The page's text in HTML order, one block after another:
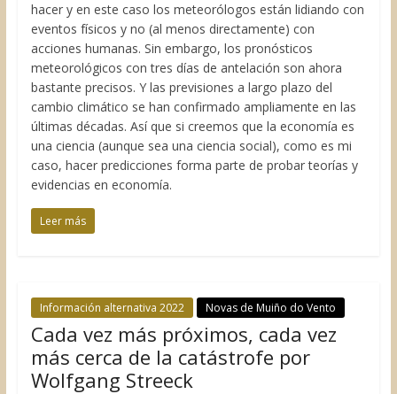
hacer y en este caso los meteorólogos están lidiando con
eventos físicos y no (al menos directamente) con
acciones humanas. Sin embargo, los pronósticos
meteorológicos con tres días de antelación son ahora
bastante precisos. Y las previsiones a largo plazo del
cambio climático se han confirmado ampliamente en las
últimas décadas. Así que si creemos que la economía es
una ciencia (aunque sea una ciencia social), como es mi
caso, hacer predicciones forma parte de probar teorías y
evidencias en economía.
Leer más
Información alternativa 2022 Novas de Muiño do Vento
Cada vez más próximos, cada vez
más cerca de la catástrofe por
Wolfgang Streeck